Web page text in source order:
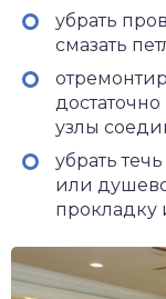
убрать
смазать
достаточно
узлы
убрать
или
прокладку